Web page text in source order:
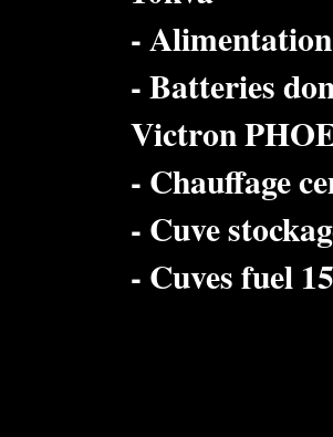
-
- Batteries
Victron
- Chauffage
- Cuve
- Cuves fuel